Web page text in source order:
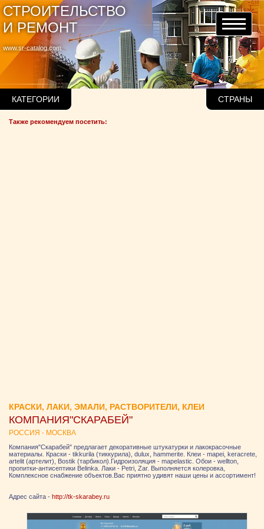
www.sr-catalog.com
СТРОИТЕЛЬСТВО
И РЕМОНТ
КАТЕГОРИИ СТРАНЫ
Также рекомендуем посетить:
КРАСКИ, ЛАКИ, ЭМАЛИ, РАСТВОРИТЕЛИ, КЛЕИ
КОМПАНИЯ"СКАРАБЕЙ"
РОССИЯ - МОСКВА
Компания"Скарабей" предлагает декоративные штукатурки и лакокрасочные
материалы. Краски - tikkurila (тиккурила), dulux, hammerite. Клеи - mapei, keracrete,
artelit (артелит), Bostik (тарбикол).Гидроизоляция - mapelastic. Обои - wellton,
пропитки-антисептики Belinka. Лаки - Petri, Zar. Выполняется колеровка,
Комплексное снабжение объектов.Вас приятно удивят наши цены и ассортимент!
Адрес сайта - http://tk-skarabey.ru